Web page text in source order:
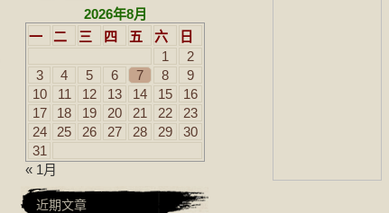
2026年8月
一
二 三 四 五 六
日
1
2
3
4 5 6 7 8
9
10
11 12 13 14 15
16
17
18 19 20 21 22
23
24
25 26 27 28 29
30
31
« 1月
近期文章